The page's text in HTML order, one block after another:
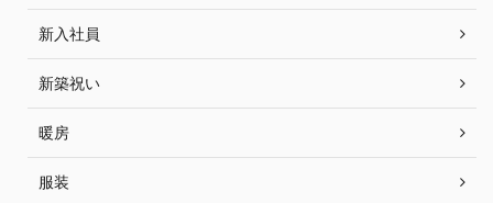
新入社員
新築祝い
暖房
服装